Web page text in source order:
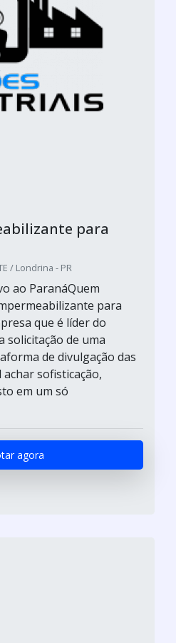
para
/ Londrina - PR
ao ParanáQuem
para
que é líder do
solicitação de uma
de divulgação das
sofisticação,
em um só
agora